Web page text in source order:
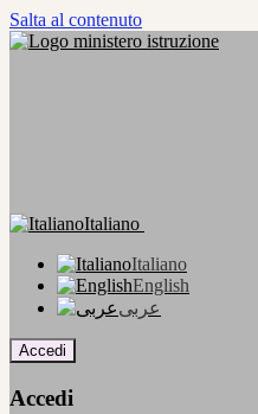
Salta al contenuto
Italiano
Italiano
English
عربى
Accedi
Accedi